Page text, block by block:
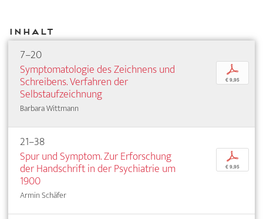
Inhalt
7–20
Symptomatologie des Zeichnens und
Schreibens. Verfahren der
Selbstaufzeichnung
Barbara Wittmann
p
€ 9,95
21–38
Spur und Symptom. Zur Erforschung
der Handschrift in der Psychiatrie um
1900
Armin Schäfer
p
€ 9,95